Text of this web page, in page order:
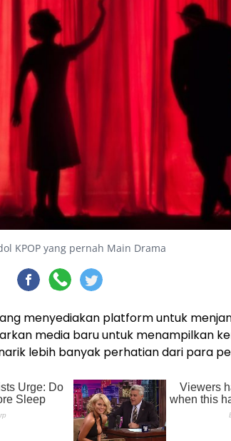
KPOP yang pernah Main Drama
menyediakan platform untuk
media baru untuk menampilkan
lebih banyak perhatian dari para